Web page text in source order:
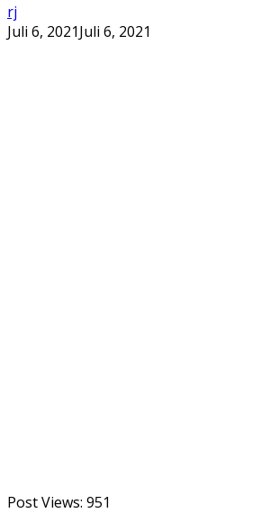
rj
Juli 6, 2021Juli 6, 2021
Post Views: 951